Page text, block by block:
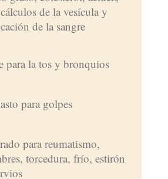
de la vesícula y
de la sangre
para la tos y bronquios
para golpes
para reumatismo,
torcedura, frío, estirón